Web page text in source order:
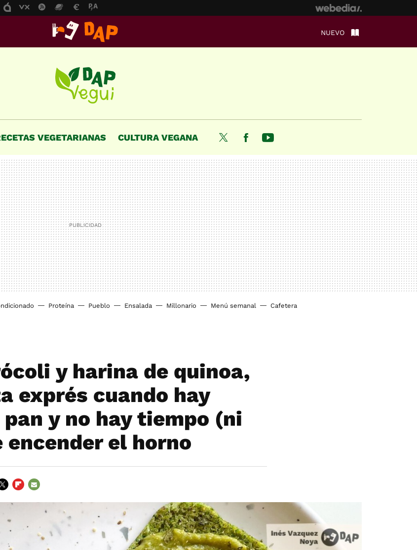
NUEVO
VEGETARIANAS CULTURA VEGANA Twitter FacebookYoutube
Proteína Pueblo Ensalada Millonario Menú semanal Cafetera
y harina de quinoa,
exprés cuando hay
y no hay tiempo (ni
encender el horno